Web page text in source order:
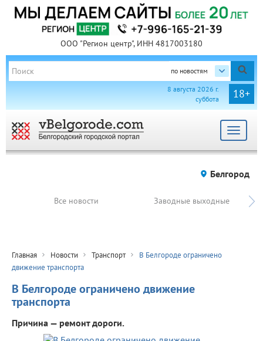
ООО "Регион центр", ИНН 4817003180
по новостям
18+
8 августа 2026 г.
суббота
Toggle
Белгород
Все новости Заводные выходные
Главная Новости Транспорт
В Белгороде ограничено
движение транспорта
В Белгороде ограничено движение
транспорта
Причина — ремонт дороги.